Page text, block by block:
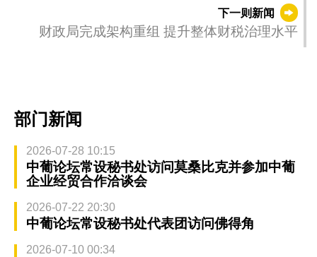
下一则新闻
财政局完成架构重组 提升整体财税治理水平
部门新闻
2026-07-28 10:15
中葡论坛常设秘书处访问莫桑比克并参加中葡
企业经贸合作洽谈会
2026-07-22 20:30
中葡论坛常设秘书处代表团访问佛得角
2026-07-10 00:34